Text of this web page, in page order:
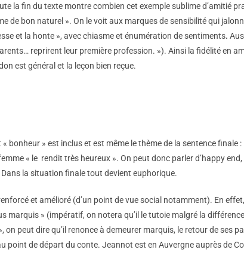
la fin du texte montre combien cet exemple sublime d’amitié
de bon naturel ». On le voit aux marques de sensibilité qui
et la honte », avec chiasme et énumération de sentiments.
reprirent leur première profession. »). Ainsi la fidélité en
est général et la leçon bien reçue.
bonheur » est inclus et est même le thème de la sentence finale
« le rendit très heureux ». On peut donc parler d’happy
la situation finale tout devient euphorique.
et amélioré (d’un point de vue social notamment). En
marquis » (impératif, on notera qu’il le tutoie malgré la
peut dire qu’il renonce à demeurer marquis, le retour de ses
point de départ du conte. Jeannot est en Auvergne auprès de